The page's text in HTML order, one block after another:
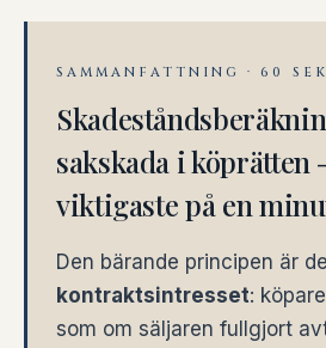
SAMMANFATTNING · 60
sakskada i köprätten
viktigaste på en
Den bärande principen är
kontraktsintresset:
som om säljaren fullgjort